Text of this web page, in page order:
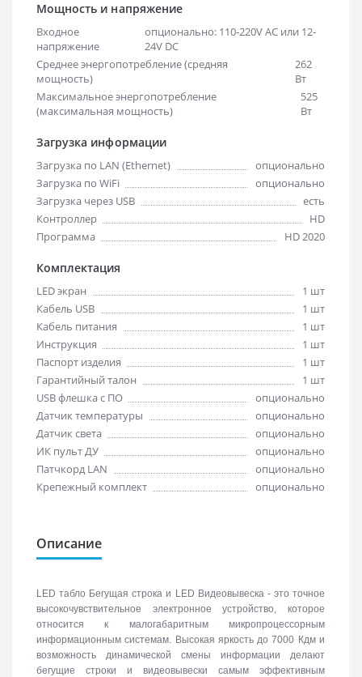
Мощность и напряжение
Входное
напряжение
опционально: 110-220V AC или 12-
24V DC
Среднее энергопотребление (средняя
мощность)
262
Вт
Максимальное энергопотребление
(максимальная мощность)
525
Вт
Загрузка информации
Загрузка по LAN (Ethernet)
опционально
Загрузка по WiFi
опционально
Загрузка через USB
есть
Контроллер
HD
Программа
HD 2020
Комплектация
LED экран
1 шт
Кабель USB
1 шт
Кабель питания
1 шт
Инструкция
1 шт
Паспорт изделия
1 шт
Гарантийный талон
1 шт
USB флешка с ПО
опционально
Датчик температуры
опционально
Датчик света
опционально
ИК пульт ДУ
опционально
Патчкорд LAN
опционально
Крепежный комплект
опционально
Описание
LED табло Бегущая строка и LED Видеовывеска - это точное
высокочувствительное электронное устройство, которое
относится к малогабаритным микропроцессорным
информационным системам. Высокая яркость до 7000 Кдм и
возможность динамической смены информации делают
бегущие строки и видеовывески самым эффективным